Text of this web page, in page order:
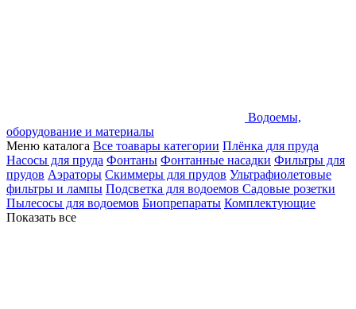
Водоемы,
оборудование и материалы
Меню каталога Все тоавары категории Плёнка для пруда
Насосы для пруда Фонтаны Фонтанные насадки Фильтры для
прудов Аэраторы Скиммеры для прудов Ультрафиолетовые
фильтры и лампы Подсветка для водоемов Садовые розетки
Пылесосы для водоемов Биопрепараты Комплектующие
Показать все